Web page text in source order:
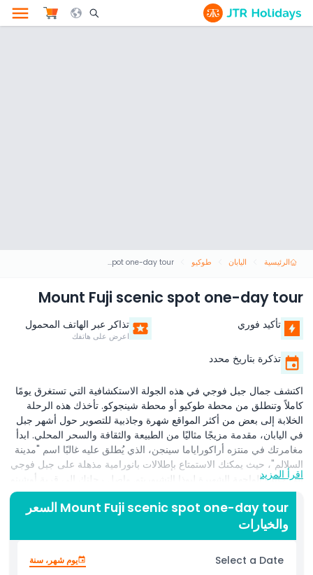
Search Opener Icon
الرئيسية اليابان طوكيو Mount Fuji scenic spot one-day tour
Mount Fuji scenic spot one-day tour
تأكيد فوري تذاكر عبر الهاتف المحمول
اعرض على هاتفك
تذكرة بتاريخ محدد
اكتشف جمال جبل فوجي في هذه الجولة الاستكشافية التي تستغرق يومًا
كاملاً وتنطلق من محطة طوكيو أو محطة شينجوكو. تأخذك هذه الرحلة
الخلابة إلى بعض من أكثر المواقع شهرة وجاذبية للتصوير حول أشهر جبل
في اليابان، مقدمة مزيجًا مثاليًا من الطبيعة والثقافة والسحر المحلي. ابدأ
مغامرتك في منتزه أراكوراياما سينجن، الذي يُطلق عليه غالبًا اسم "مدينة
السلالم"، حيث يمكنك الاستمتاع بإطلالات بانورامية مذهلة على جبل فوجي
إلى جانب الواجهة الشهيرة لبوذا التشيوريتو. واصل رحلتك إلى قرية أوشينو
هاكّاي، وهي قرية تقليدية تشتهر ببرك الينابيع الصافية الكريستالية،
والأجواء التاريخية، والخلفية الخلابة لجبل فوجي. بعد ذلك، قم بزيارة
منطقة بحيرة كاواجوتشي الجميلة، إحدى أفضل الأماكن لمشاهدة الجبل
عن قرب. تشمل الجولة أيضًا توقفًا عند نقطة المراقبة الشهيرة لمتجر
لوسون للراحة، وهو موقع تصوير شائع بين المسافرين من جميع أنحاء
العالم. مثالية للزوار لأول مرة، توفر هذه الجولة طريقة ملائمة ولا تُنسى
اقرأ المزيد
Mount Fuji scenic spot one-day tour السعر
والخيارات
Select a Date يوم شهر، سنة